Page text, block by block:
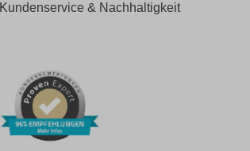
Kundenservice & Nachhaltigkeit